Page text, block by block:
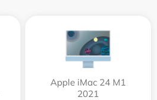
Apple iMac 24 M1
2021